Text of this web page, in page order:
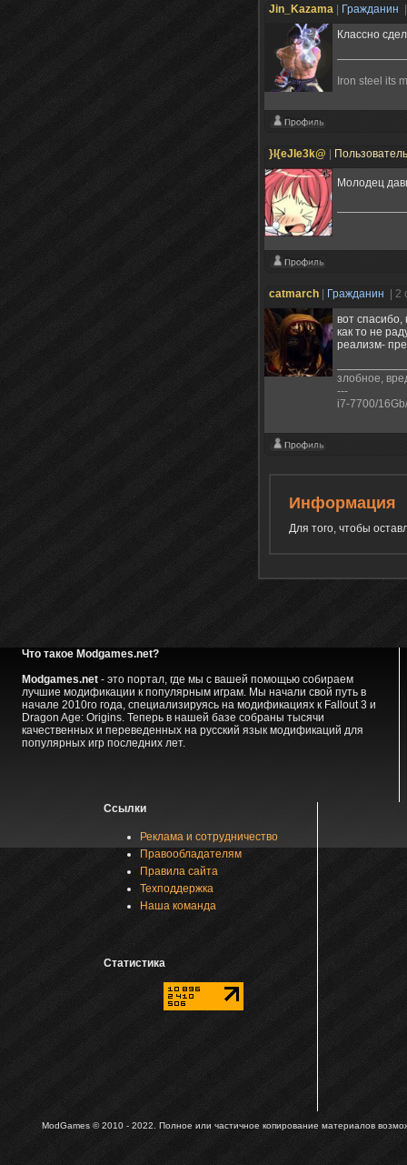
Jin_Kazama Гражданин
Классно
Iron steel its
}I{eJIe3k@
Молодец
catmarch Гражданин
|
вот спасибо,
как то не
реализм-
злобное,
---
i7-7700/
Информация
Для того, чтобы
Что такое Modgames.net?
Modgames.net- это портал, где мы с вашей помощью собираем
лучшие модификации к популярным играм. Мы начали свой путь в
начале 2010го года, специализируясь на модификациях к Fallout 3 и
Dragon Age: Origins. Теперь в нашей базе собраны тысячи
качественных и переведенных на русский язык модификаций для
популярных игр последних лет.
Ссылки
Реклама и сотрудничество
Правообладателям
Правила сайта
Техподдержка
Наша команда
Статистика
ModGames © 2010 - 2022. Полное или частичное копирование материалов